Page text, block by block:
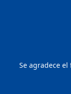
Se agradece